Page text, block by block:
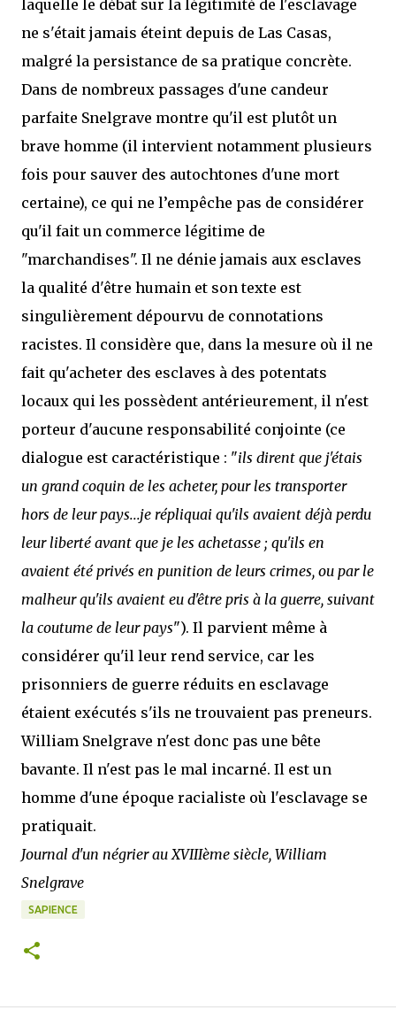
laquelle le débat sur la légitimité de l'esclavage
ne s'était jamais éteint depuis de Las Casas,
malgré la persistance de sa pratique concrète.
Dans de nombreux passages d'une candeur
parfaite Snelgrave montre qu'il est plutôt un
brave homme (il intervient notamment plusieurs
fois pour sauver des autochtones d'une mort
certaine), ce qui ne l’empêche pas de considérer
qu'il fait un commerce légitime de
"marchandises". Il ne dénie jamais aux esclaves
la qualité d'être humain et son texte est
singulièrement dépourvu de connotations
racistes. Il considère que, dans la mesure où il ne
fait qu'acheter des esclaves à des potentats
locaux qui les possèdent antérieurement, il n'est
porteur d'aucune responsabilité conjointe (ce
dialogue est caractéristique : "ils dirent que j'étais
un grand coquin de les acheter, pour les transporter
hors de leur pays...je répliquai qu'ils avaient déjà perdu
leur liberté avant que je les achetasse ; qu'ils en
avaient été privés en punition de leurs crimes, ou par le
malheur qu'ils avaient eu d'être pris à la guerre, suivant
la coutume de leur pays"). Il parvient même à
considérer qu'il leur rend service, car les
prisonniers de guerre réduits en esclavage
étaient exécutés s'ils ne trouvaient pas preneurs.
William Snelgrave n'est donc pas une bête
bavante. Il n'est pas le mal incarné. Il est un
homme d'une époque racialiste où l'esclavage se
pratiquait.
Journal d'un négrier au XVIIIème siècle, William
Snelgrave
SAPIENCE